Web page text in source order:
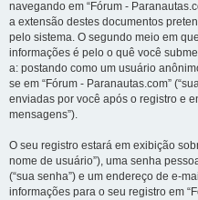
navegando em “Fórum -
a extensão destes documentos
pelo sistema. O segundo meio em
informações é pelo o quê você
a: postando como um usuário
se em “Fórum - Paranautas.com”
enviadas por você após o registro e
mensagens”).
O seu registro estará em exibição
nome de usuário”), uma senha
(“sua senha”) e um endereço de e-
informações para o seu registro em